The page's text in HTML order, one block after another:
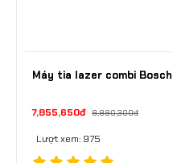
Máy tia lazer combi
7,855,650đ 8,880,300đ
Lượt xem: 975